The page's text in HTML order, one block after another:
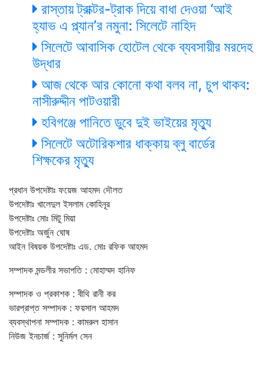
রাস্তায় ট্রাক্টর-ট্রাক দিয়ে বাধা দেওয়া ‘আই
হ্যাভ এ প্ল্যান’র নমুনা: সিলেটে নাহিদ
সিলেটে আবাসিক হোটেল থেকে ব্যবসায়ীর মরদেহ
উদ্ধার
আজ থেকে আর কোনো কথা বলব না, চুপ থাকব:
নাসীরুদ্দীন পাটওয়ারী
হবিগঞ্জে পানিতে ডুবে দুই ভাইয়ের মৃত্যু
সিলেটে অটোরিকশার ধাক্কায় ব্লু বার্ডের
শিক্ষকের মৃত্যু
প্রধান উপদেষ্টাঃ ফয়েজ আহমদ দৌলত
উপদেষ্টাঃ খালেদুল ইসলাম কোহিনূর
উপদেষ্টাঃ মোঃ মিটু মিয়া
উপদেষ্টাঃ অর্জুন ঘোষ
আইন বিষয়ক উপদেষ্টাঃ এড. মোঃ রফিক আহমদ
সম্পাদক মন্ডলীর সভাপতি : মোহাম্মদ হানিফ
সম্পাদক ও প্রকাশক : বীথি রানী কর
ভারপ্রাপ্ত সম্পাদক : ফয়সাল আহমদ
ব্যবস্থাপনা সম্পাদক : কামরুল হাসান
নিউজ ইনচার্জ : সুনির্মল সেন